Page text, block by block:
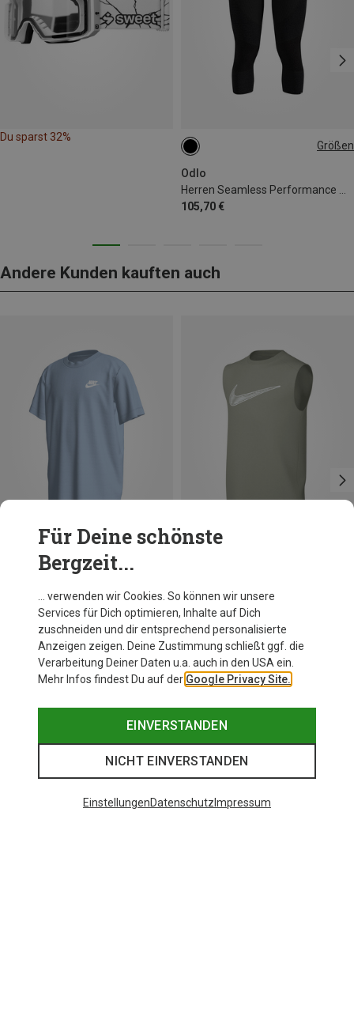
Du sparst 32%
Größen
Odlo
105,70 €
S XXL
Andere Kunden kauften auch
Du sparst 21%
Nike
Kinder Dri-Fit Multi Top
21,20 €
Für Deine schönste
Bergzeit...
… verwenden wir Cookies. So können wir unsere
Services für Dich optimieren, Inhalte auf Dich
zuschneiden und dir entsprechend personalisierte
Anzeigen zeigen. Deine Zustimmung schließt ggf. die
Verarbeitung Deiner Daten u.a. auch in den USA ein.
Mehr Infos findest Du auf der Google Privacy Site.
EINVERSTANDEN
NICHT EINVERSTANDEN
EinstellungenDatenschutz Impressum